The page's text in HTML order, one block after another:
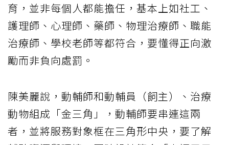
育，並非每個人都能擔任，基本上如社工、
護理師、心理師、藥師、物理治療師、職能
治療師、學校老師等都符合，要懂得正向激
勵而非負向處罰。
陳美麗說，動輔師和動輔員（飼主）、治療
動物組成「金三角」，動輔師要串連這兩
者，並將服務對象框在三角形中央，要了解